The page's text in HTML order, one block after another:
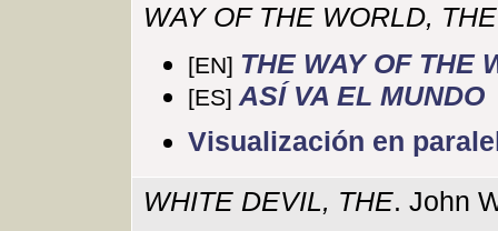
WAY OF THE WORLD, THE
[EN] THE WAY OF THE
[ES] ASÍ VA EL MUNDO
Visualización en
WHITE DEVIL, THE. John